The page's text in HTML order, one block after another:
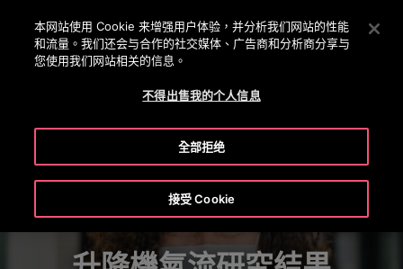
按 Enter 鍵跳至主要內容
搜
本网站使用 Cookie 来增强用户体验，并分析我们网站的性能
和流量。我们还会与合作的社交媒体、广告商和分析商分享与
您使用我们网站相关的信息。
不得出售我的个人信息
全部拒绝
接受 Cookie